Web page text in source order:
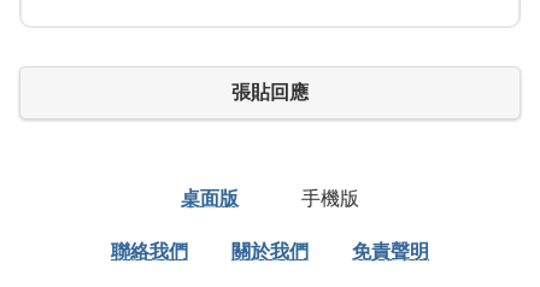
張貼回應
桌面版 手機版
聯絡我們 關於我們 免責聲明